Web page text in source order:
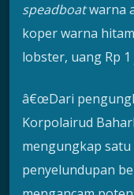
speadboatwarna
koper warna
lobster, uang Rp
â€œDari
Korpolairud
mengungkap
penyelundupan